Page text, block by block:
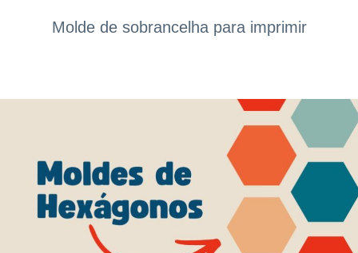
Molde de sobrancelha para imprimir